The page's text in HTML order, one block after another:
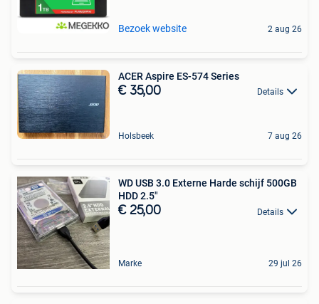
Bezoek website 2 aug 26
ACER Aspire ES-574 Series
€ 35,00 Details
Holsbeek 7 aug 26
WD USB 3.0 Externe Harde schijf 500GB
HDD 2.5"
€ 25,00 Details
Marke 29 jul 26